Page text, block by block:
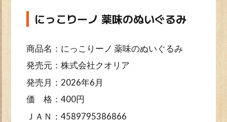
にっこりーノ 薬味のぬいぐるみ
商品名：にっこりーノ 薬味のぬいぐるみ
発売元：株式会社クオリア
発売月：2026年6月
価 格：400円
ＪＡＮ：4589795386866